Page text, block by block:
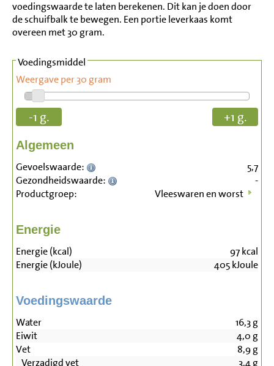
voedingswaarde te laten berekenen. Dit kan je doen door
de schuifbalk te bewegen. Een portie leverkaas komt
overeen met 30 gram.
Voedingsmiddel
Weergave per 30 gram
-1 g. +1 g.
Algemeen
Gevoelswaarde:
5,7
Gezondheidswaarde:
-
Productgroep:
Vleeswaren en worst
Energie
Energie (kcal) 97kcal
Energie (kJoule)
405kJoule
Voedingswaarde
Water 16,3g
Eiwit
4,0 g
Vet
8,9g
Verzadigd vet
3,4g